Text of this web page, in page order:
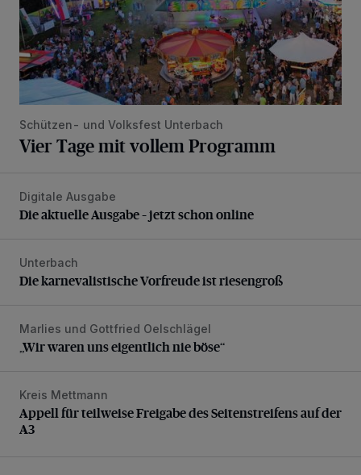
Schützen- und Volksfest Unterbach
Vier Tage mit vollem Programm
Die aktuelle Ausgabe – jetzt schon online
Digitale Ausgabe
Die aktuelle Ausgabe – jetzt schon online
Die karnevalistische Vorfreude ist riesengroß
Unterbach
Die karnevalistische Vorfreude ist riesengroß
„Wir waren uns eigentlich nie böse“
Marlies und Gottfried Oelschlägel
„Wir waren uns eigentlich nie böse“
Appell für teilweise Freigabe des Seitenstreifens auf der A3
Kreis Mettmann
Appell für teilweise Freigabe des Seitenstreifens auf der
A3